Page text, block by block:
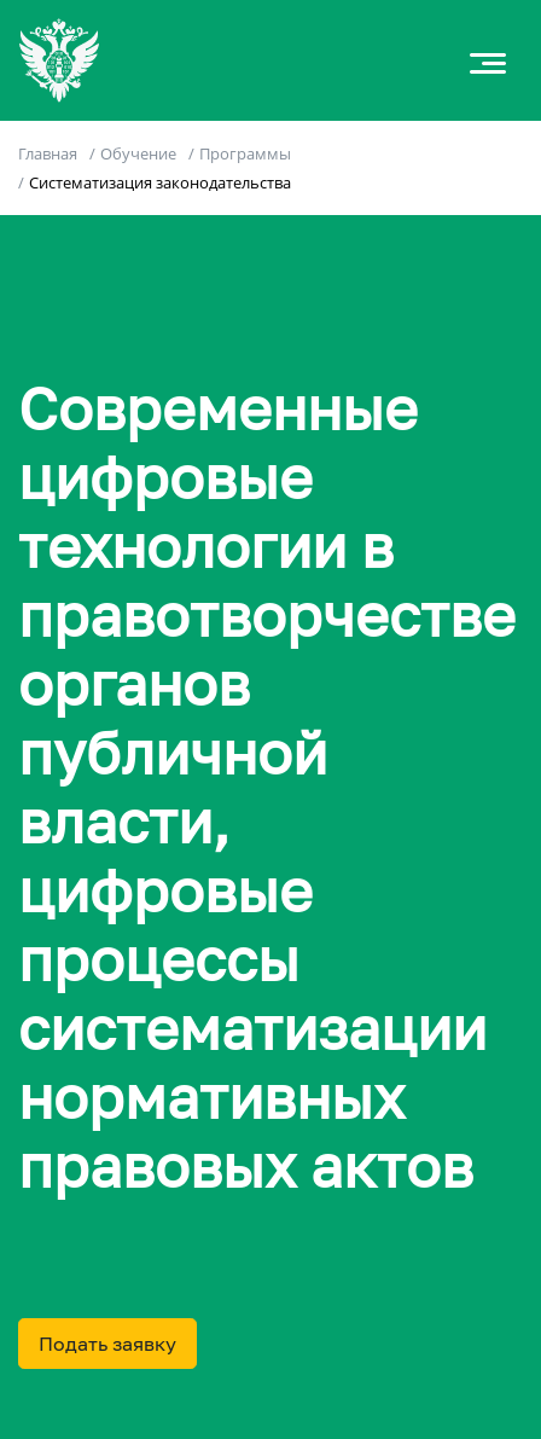
Главная / Обучение / Программы
/ Систематизация законодательства
Современные
цифровые
технологии в
правотворчестве
органов
публичной
власти,
цифровые
процессы
систематизации
нормативных
правовых актов
Подать заявку